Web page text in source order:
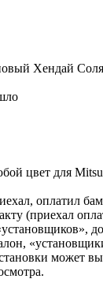
Хендай
цвет для
оплатил
(приехал
может